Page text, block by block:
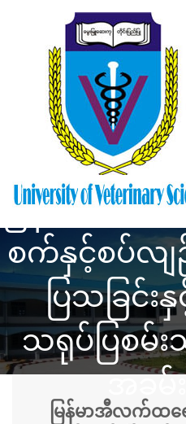
content
မြန်မာအီလက်
စက်နှင့်စပ်လျဉ်
ပြသခြင်
သရုပ်ပြစမ်း
အခမ်
မြန်မာအီလက်ထရ